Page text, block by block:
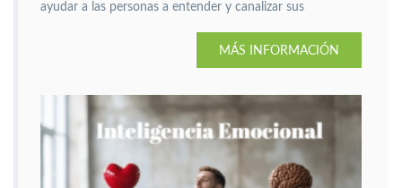
ayudar a las personas a entender y canalizar sus
MÁS INFORMACIÓN